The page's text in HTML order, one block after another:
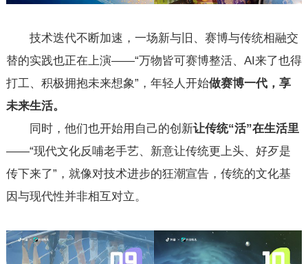
技术迭代不断加速，一场新与旧、赛博与传统相融交
替的实践也正在上演——“万物皆可赛博整活、AI来了也得
打工、积极拥抱未来想象”，年轻人开始做赛博一代，享
未来生活。
同时，他们也开始用自己的创新让传统“活”在生活里
——“现代文化反哺老手艺、新意让传统更上头、好歹是
传下来了”，就像对技术进步的狂潮宣告，传统的文化基
因与现代性并非相互对立。